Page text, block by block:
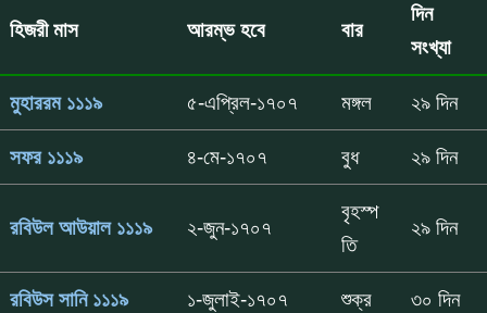
হিজরী মাস আরম্ভ হবে বার
দিন
সংখ্যা
মুহাররম ১১১৯ ৫-এপ্রিল-১৭০৭ মঙ্গল ২৯ দিন
সফর ১১১৯ ৪-মে-১৭০৭ বুধ ২৯ দিন
রবিউল আউয়াল ১১১৯ ২-জুন-১৭০৭
বৃহস্প
তি
২৯ দিন
রবিউস সানি ১১১৯ ১-জুলাই-১৭০৭ শুক্র ৩০ দিন